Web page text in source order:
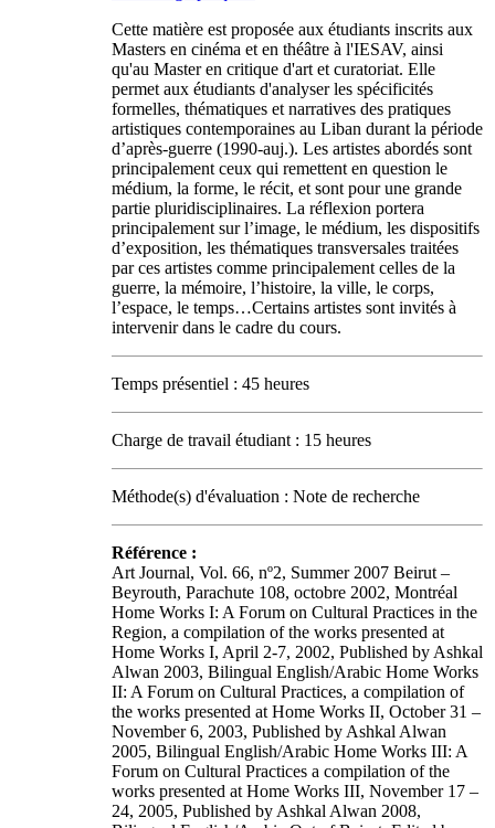
Cette matière est proposée aux étudiants inscrits aux
Masters en cinéma et en théâtre à l'IESAV, ainsi
qu'au Master en critique d'art et curatoriat. Elle
permet aux étudiants d'analyser les spécificités
formelles, thématiques et narratives des pratiques
artistiques contemporaines au Liban durant la période
d’après-guerre (1990-auj.). Les artistes abordés sont
principalement ceux qui remettent en question le
médium, la forme, le récit, et sont pour une grande
partie pluridisciplinaires. La réflexion portera
principalement sur l’image, le médium, les dispositifs
d’exposition, les thématiques transversales traitées
par ces artistes comme principalement celles de la
guerre, la mémoire, l’histoire, la ville, le corps,
l’espace, le temps…Certains artistes sont invités à
intervenir dans le cadre du cours.
Temps présentiel : 45 heures
Charge de travail étudiant : 15 heures
Méthode(s) d'évaluation : Note de recherche
Référence :
Art Journal, Vol. 66, nº2, Summer 2007 Beirut –
Beyrouth, Parachute 108, octobre 2002, Montréal
Home Works I: A Forum on Cultural Practices in the
Region, a compilation of the works presented at
Home Works I, April 2-7, 2002, Published by Ashkal
Alwan 2003, Bilingual English/Arabic Home Works
II: A Forum on Cultural Practices, a compilation of
the works presented at Home Works II, October 31 –
November 6, 2003, Published by Ashkal Alwan
2005, Bilingual English/Arabic Home Works III: A
Forum on Cultural Practices a compilation of the
works presented at Home Works III, November 17 –
24, 2005, Published by Ashkal Alwan 2008,